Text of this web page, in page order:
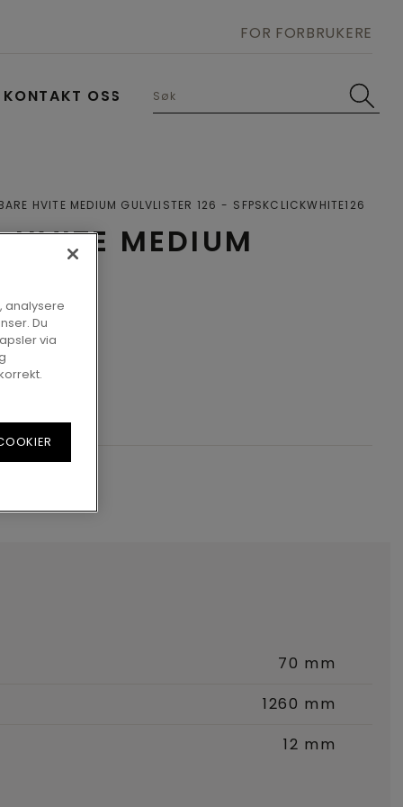
KONTAKT OSS
FOR FORBRUKERE
HVITE MEDIUM
HVITE MEDIUM GULVLISTER 126 SFPSKCLICKWHITE126
70 mm
1260 mm
12 mm
analysere
Du
via